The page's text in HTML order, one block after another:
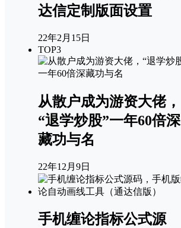
达信定制版面设置
22年2月15日
TOP3
从散户成为游资大佬，
“退学炒股”一年60倍深
藏功与名
22年12月9日
手机缠论指标公式源